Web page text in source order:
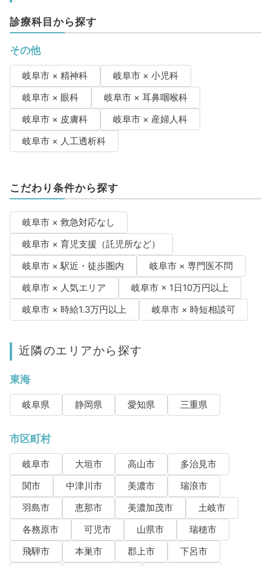
診療科目から探す
その他
岐阜市 × 精神科
岐阜市 × 小児科
岐阜市 × 眼科
岐阜市 × 耳鼻咽喉科
岐阜市 × 皮膚科
岐阜市 × 産婦人科
岐阜市 × 人工透析科
こだわり条件から探す
岐阜市 × 救急対応なし
岐阜市 × 育児支援（託児所など）
岐阜市 × 駅近・徒歩圏内
岐阜市 × 専門医不問
岐阜市 × 人気エリア
岐阜市 × 1日10万円以上
岐阜市 × 時給1.3万円以上
岐阜市 × 時短相談可
近隣のエリアから探す
東海
岐阜県 静岡県 愛知県 三重県
市区町村
岐阜市 大垣市 高山市
多治見市
関市
中津川市 美濃市
瑞浪市
羽島市
恵那市 美濃加茂市
土岐市
各務原市
可児市 山県市
瑞穂市
飛騨市
本巣市 郡上市
下呂市